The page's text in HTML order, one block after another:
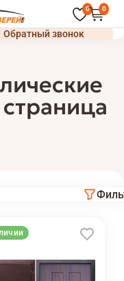
0 0
Обратный звонок